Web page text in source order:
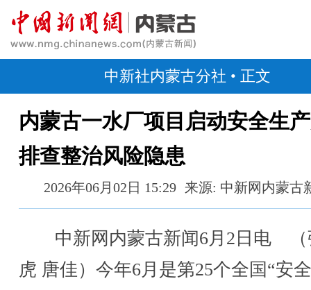
中新社内蒙古分社 • 正文
内蒙古一水厂项目启动安全生
排查整治风险隐患
2026年06月02日 15:29 来源: 中新网内蒙古
中新网内蒙古新闻6月2日电 （
虎 唐佳）今年6月是第25个全国“安